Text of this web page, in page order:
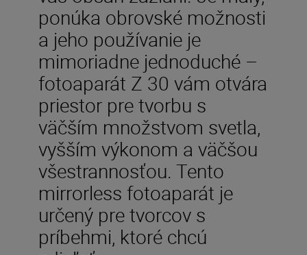
ponúka obrovské možnosti
a jeho používanie je
mimoriadne jednoduché –
fotoaparát Z 30 vám otvára
priestor pre tvorbu s
väčším množstvom svetla,
vyšším výkonom a väčšou
všestrannosťou. Tento
mirrorless fotoaparát je
určený pre tvorcov s
príbehmi, ktoré chcú